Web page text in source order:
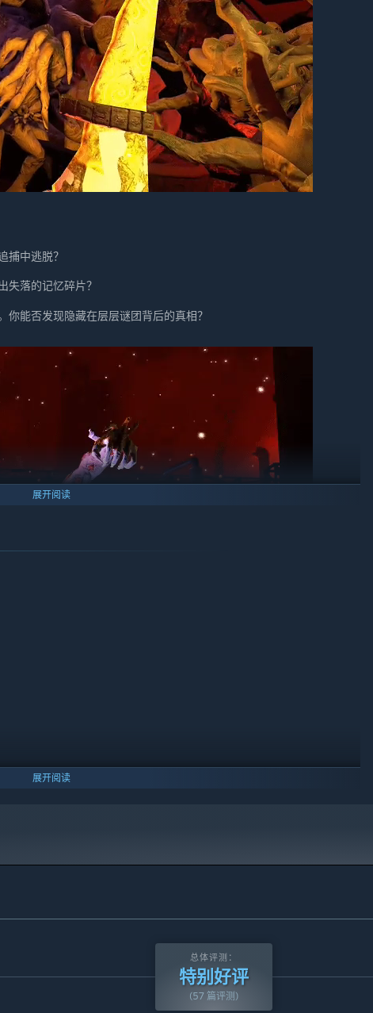
捕中逃脱？
失落的记忆碎片？
能否发现隐藏在层层谜团背后的真相？
潜入行动和各种谜题。故事围绕着一个正在寻找最后爱的希望的小男孩
我救赎。
现实世界，遁入一个由他自己的记忆创造的黑暗异想世界。这使他踏上
展开阅读
展开阅读
总体评测：
特别好评
(57 篇评测)